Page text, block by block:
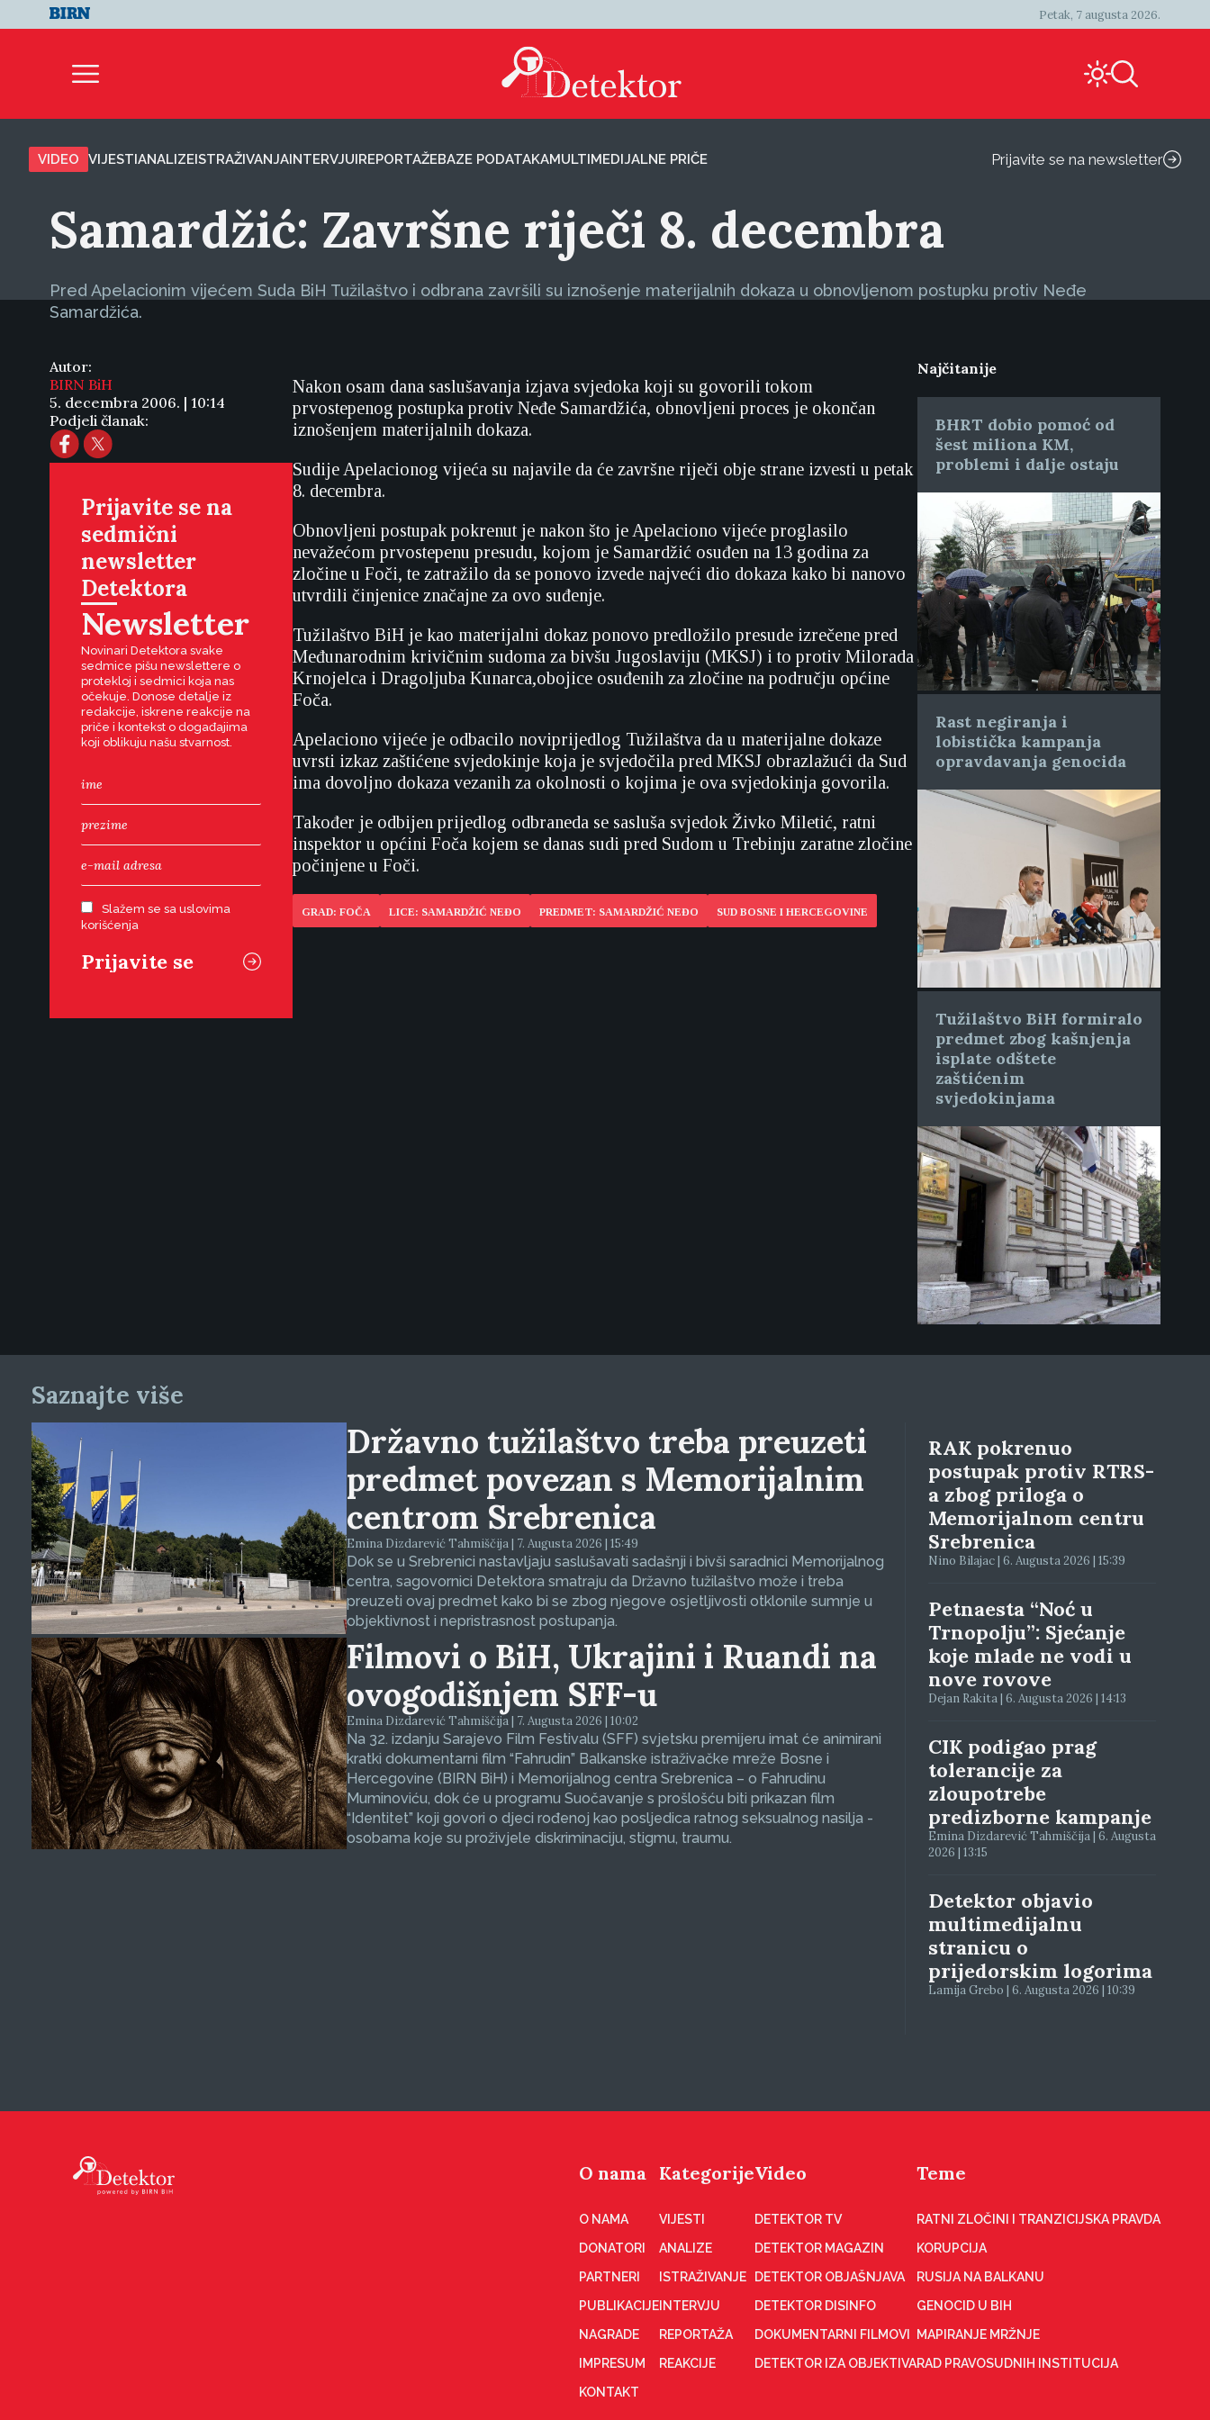
Petak, 7 augusta 2026.
VIDEO VIJESTIANALIZEISTRAŽIVANJAINTERVJUIREPORTAŽEBAZE PODATAKAMULTIMEDIJALNE PRIČE Prijavite se na newsletter
Samardžić: Završne riječi 8. decembra
Pred Apelacionim vijećem Suda BiH Tužilaštvo i odbrana završili su iznošenje materijalnih dokaza u obnovljenom postupku protiv Neđe
Samardžića.
Autor:
BIRN BiH
5. decembra 2006. | 10:14
Podjeli članak:
Prijavite se na
sedmični
newsletter
Detektora
Newsletter
Novinari Detektora svake
sedmice pišu newslettere o
protekloj i sedmici koja nas
očekuje. Donose detalje iz
redakcije, iskrene reakcije na
priče i kontekst o događajima
koji oblikuju našu stvarnost.
Slažem se sa uslovima
korišćenja
Nakon osam dana saslušavanja izjava svjedoka koji su govorili tokom
prvostepenog postupka protiv Neđe Samardžića, obnovljeni proces je okončan
iznošenjem materijalnih dokaza.
Sudije Apelacionog vijeća su najavile da će završne riječi obje strane izvesti u petak
8. decembra.
Obnovljeni postupak pokrenut je nakon što je Apelaciono vijeće proglasilo
nevažećom prvostepenu presudu, kojom je Samardžić osuđen na 13 godina za
zločine u Foči, te zatražilo da se ponovo izvede najveći dio dokaza kako bi nanovo
utvrdili činjenice značajne za ovo suđenje.
Tužilaštvo BiH je kao materijalni dokaz ponovo predložilo presude izrečene pred
Međunarodnim krivičnim sudoma za bivšu Jugoslaviju (MKSJ) i to protiv Milorada
Krnojelca i Dragoljuba Kunarca,obojice osuđenih za zločine na području općine
Foča.
Apelaciono vijeće je odbacilo noviprijedlog Tužilaštva da u materijalne dokaze
uvrsti izkaz zaštićene svjedokinje koja je svjedočila pred MKSJ obrazlažući da Sud
ima dovoljno dokaza vezanih za okolnosti o kojima je ova svjedokinja govorila.
Također je odbijen prijedlog odbraneda se sasluša svjedok Živko Miletić, ratni
inspektor u općini Foča kojem se danas sudi pred Sudom u Trebinju zaratne zločine
počinjene u Foči.
GRAD: FOČA LICE: SAMARDŽIĆ NEĐO PREDMET: SAMARDŽIĆ NEĐO SUD BOSNE I HERCEGOVINE
Najčitanije
BHRT dobio pomoć od
šest miliona KM,
problemi i dalje ostaju
Rast negiranja i
lobistička kampanja
opravdavanja genocida
Tužilaštvo BiH formiralo
predmet zbog kašnjenja
isplate odštete
zaštićenim
svjedokinjama
Saznajte više
Državno tužilaštvo treba preuzeti
predmet povezan s Memorijalnim
centrom Srebrenica
Emina Dizdarević Tahmiščija | 7. Augusta 2026 | 15:49
Dok se u Srebrenici nastavljaju saslušavati sadašnji i bivši saradnici Memorijalnog
centra, sagovornici Detektora smatraju da Državno tužilaštvo može i treba
preuzeti ovaj predmet kako bi se zbog njegove osjetljivosti otklonile sumnje u
objektivnost i nepristrasnost postupanja.
Filmovi o BiH, Ukrajini i Ruandi na
ovogodišnjem SFF-u
Emina Dizdarević Tahmiščija | 7. Augusta 2026 | 10:02
Na 32. izdanju Sarajevo Film Festivalu (SFF) svjetsku premijeru imat će animirani
kratki dokumentarni film “Fahrudin” Balkanske istraživačke mreže Bosne i
Hercegovine (BIRN BiH) i Memorijalnog centra Srebrenica – o Fahrudinu
Muminoviću, dok će u programu Suočavanje s prošlošću biti prikazan film
“Identitet” koji govori o djeci rođenoj kao posljedica ratnog seksualnog nasilja -
osobama koje su proživjele diskriminaciju, stigmu, traumu.
RAK pokrenuo
postupak protiv RTRS-
a zbog priloga o
Memorijalnom centru
Srebrenica
Nino Bilajac | 6. Augusta 2026 | 15:39
Petnaesta “Noć u
Trnopolju”: Sjećanje
koje mlade ne vodi u
nove rovove
Dejan Rakita | 6. Augusta 2026 | 14:13
CIK podigao prag
tolerancije za
zloupotrebe
predizborne kampanje
Emina Dizdarević Tahmiščija | 6. Augusta
2026 | 13:15
Detektor objavio
multimedijalnu
stranicu o
prijedorskim logorima
Lamija Grebo | 6. Augusta 2026 | 10:39
O nama
O NAMA
DONATORI
PARTNERI
PUBLIKACIJE
NAGRADE
IMPRESUM
KONTAKT
Kategorije
VIJESTI
ANALIZE
ISTRAŽIVANJE
INTERVJU
REPORTAŽA
REAKCIJE
Video
DETEKTOR TV
DETEKTOR MAGAZIN
DETEKTOR OBJAŠNJAVA
DETEKTOR DISINFO
DOKUMENTARNI FILMOVI
DETEKTOR IZA OBJEKTIVA
Teme
RATNI ZLOČINI I TRANZICIJSKA PRAVDA
KORUPCIJA
RUSIJA NA BALKANU
GENOCID U BIH
MAPIRANJE MRŽNJE
RAD PRAVOSUDNIH INSTITUCIJA